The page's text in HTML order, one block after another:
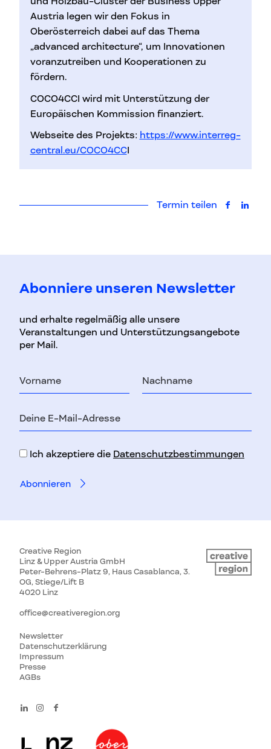
Austria legen wir den Fokus in
Oberösterreich dabei auf das Thema
„advanced architecture“, um Innovationen
voranzutreiben und Kooperationen zu
fördern.
COCO4CCI wird mit Unterstützung der
Europäischen Kommission finanziert.
Webseite des Projekts: https://www.interreg-
central.eu/COCO4CCI
Termin teilen auf auf
Abonniere unseren Newsletter
und erhalte regelmäßig alle unsere
Veranstaltungen und Unterstützungsangebote
per Mail.
Nachname
Mail-
Ich akzeptiere die Datenschutzbestimmungen
Creative Region
Linz & Upper Austria GmbH
Peter-Behrens-Platz 9, Haus Casablanca, 3.
OG, Stiege/Lift B
4020 Linz
office@creativeregion.org
Newsletter
Datenschutzerklärung
Impressum
Presse
AGBs